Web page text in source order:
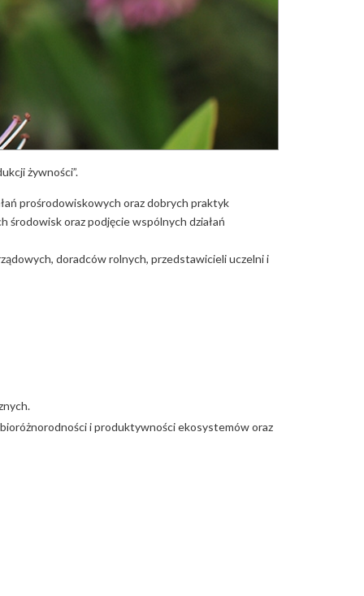
żywności”.
prośrodowiskowych oraz dobrych praktyk
oraz podjęcie wspólnych działań
doradców rolnych, przedstawicieli uczelni i
i produktywności ekosystemów oraz